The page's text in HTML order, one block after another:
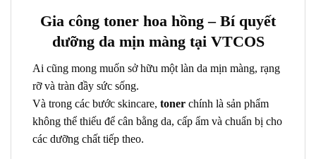
Gia công toner hoa hồng – Bí quyết
dưỡng da mịn màng tại VTCOS
Ai cũng mong muốn sở hữu một làn da mịn màng, rạng
rỡ và tràn đầy sức sống.
Và trong các bước skincare, toner chính là sản phẩm
không thể thiếu để cân bằng da, cấp ẩm và chuẩn bị cho
các dưỡng chất tiếp theo.